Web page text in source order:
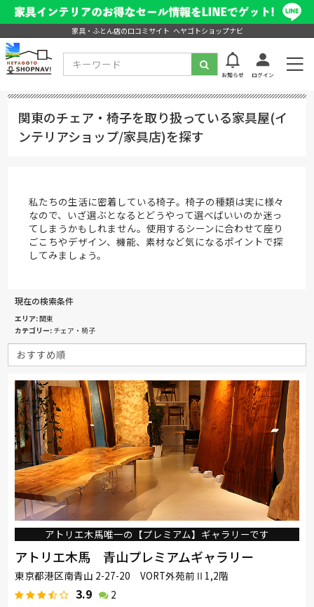
家具・ふとん店の口コミサイト ヘヤゴトショップナビ
お知らせ ログイン
関東のチェア・椅子を取り扱っている家具屋(イ
ンテリアショップ/家具店)を探す
私たちの生活に密着している椅子。椅子の種類は実に様々
なので、いざ選ぶとなるとどうやって選べばいいのか迷っ
てしまうかもしれません。使用するシーンに合わせて座り
ごこちやデザイン、機能、素材など気になるポイントで探
してみましょう。
現在の検索条件
エリア 関東
カテゴリー チェア・椅子
アトリエ木馬唯一の【プレミアム】ギャラリーです
アトリエ木馬 青山プレミアムギャラリー
東京都港区南青山 2-27-20 VORT外苑前Ⅱ1,2階
3.9 2